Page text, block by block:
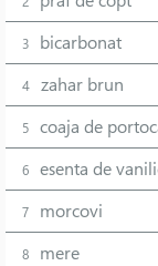
3 bicarbonat
4 zahar brun
5 coaja de
6 esenta de
7 morcovi
8 mere